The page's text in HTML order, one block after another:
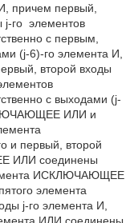
причем первый,
j-го элементов
с первым,
(j-6)-го элемента И,
второй входы
с выходами (j-
ИЛИ и
первый, второй
ИЛИ соединены
ИСКЛЮЧАЮЩЕЕ
элемента
j-го элемента И,